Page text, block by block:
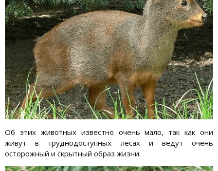
Об этих животных известно очень мало, так как они
живут в труднодоступных лесах и ведут очень
осторожный и скрытный образ жизни.